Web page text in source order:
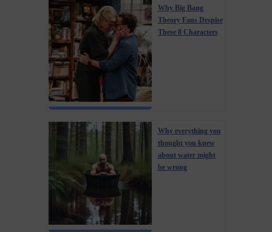
Why Big Bang
Theory Fans Despise
These 8 Characters
Why everything you
thought you knew
about water might
be wrong